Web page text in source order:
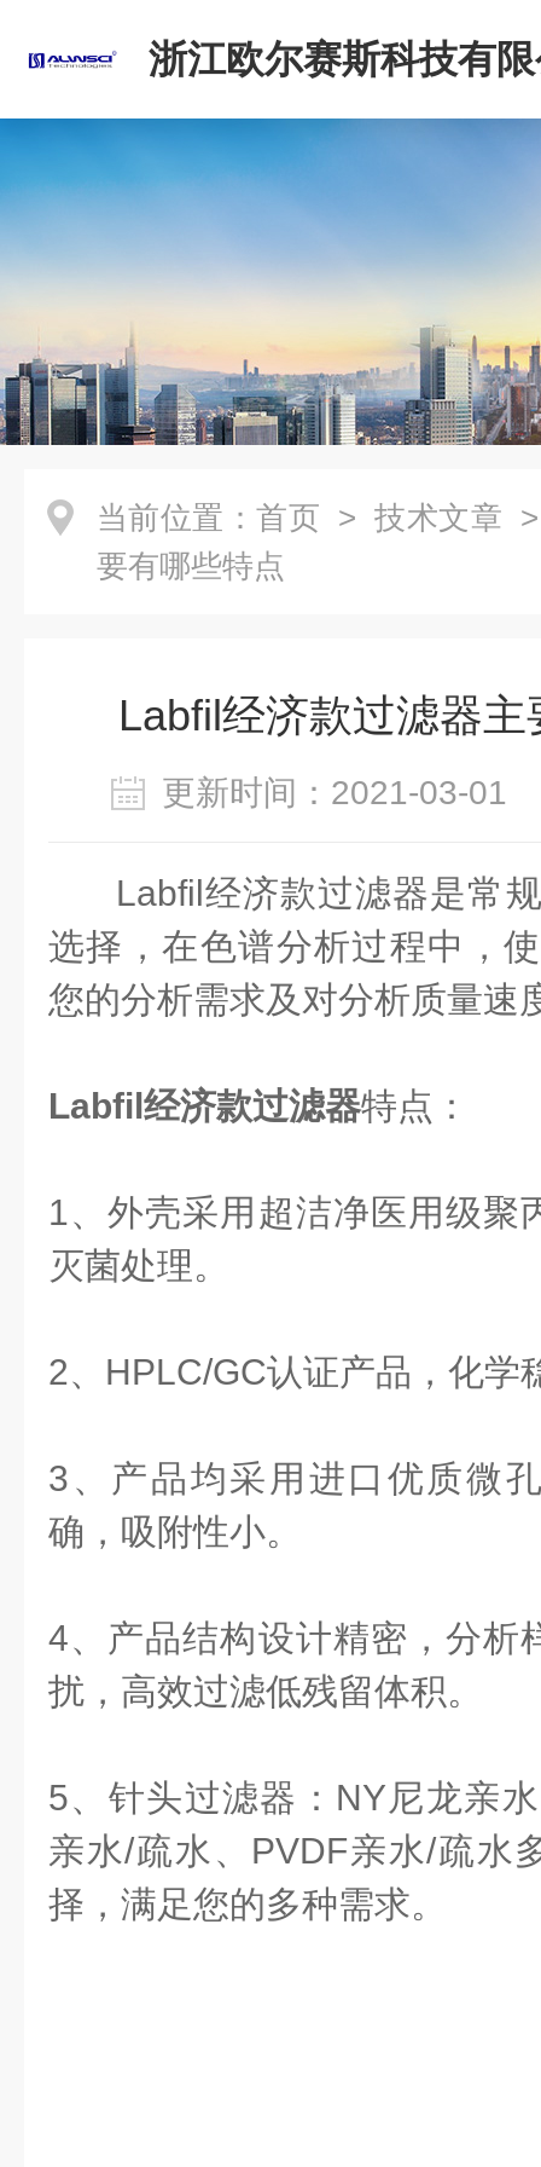
浙江欧尔赛斯科技有
当前位置： 首页 > 技术文章
要有哪些特点
Labfil经济款过滤器
更新时间：2021-03-
Labfil经济款过滤器是常
选择，在色谱分析过程中，
您的分析需求及对分析质量速
Labfil经济款过滤器特点：
1、外壳采用超洁净医用级聚
灭菌处理。
2、HPLC/GC认证产品，化学
3、产品均采用进口优质微
确，吸附性小。
4、产品结构设计精密，分析
扰，高效过滤低残留体积。
5、针头过滤器：NY尼龙亲
亲水/疏水、PVDF亲水/疏水
择，满足您的多种需求。